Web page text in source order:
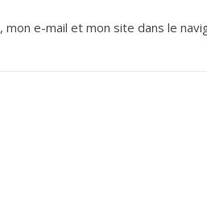
mon e-mail et mon site dans le